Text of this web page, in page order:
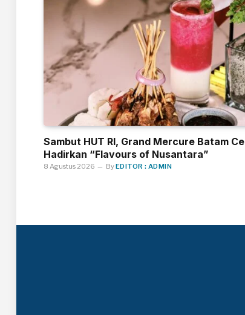
Sambut HUT RI, Grand Mercure Batam
Hadirkan “Flavours of Nusantara”
8 Agustus 2026 ByEDITOR : ADMIN